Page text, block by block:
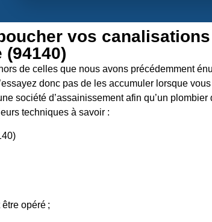
vos
de celles que nous avons précédemment
donc pas de les accumuler lorsque
société d’assainissement afin qu’un
techniques à savoir :
opéré ;